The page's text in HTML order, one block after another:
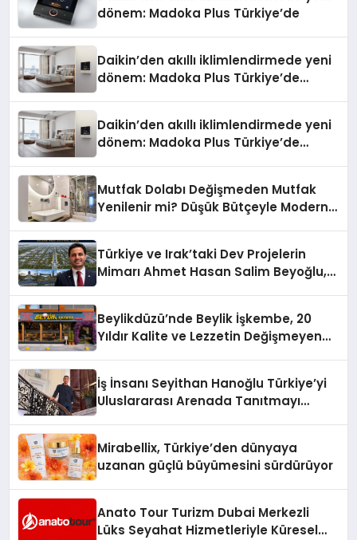
dönem: Madoka Plus Türkiye’de
Daikin’den akıllı iklimlendirmede yeni
dönem: Madoka Plus Türkiye’de
teknolojilerle donatılmış son modeli
VRV kontrol ünitesi Madoka Plus
Türkiye’de satışa sunuldu. Tam
dokunmatik ekranı, mobil uygulama
desteği ve akıllı sensör entegrasyonu
sayesinde iklimlendirme sistemlerinin
yönetimini daha kolay, konforlu ve
verimli hale getiriyor. Enerji
verimliliğini artırırken modern yaşam
Daikin’den akıllı iklimlendirmede yeni
dönem: Madoka Plus Türkiye’de
teknolojilerle donatılmış son modeli
VRV kontrol ünitesi Madoka Plus
Türkiye’de satışa sunuldu. Tam
dokunmatik ekranı, mobil uygulama
desteği ve akıllı sensör entegrasyonu
sayesinde iklimlendirme sistemlerinin
yönetimini daha kolay, konforlu ve
verimli hale getiriyor. Enerji
verimliliğini artırırken modern yaşam
Mutfak Dolabı Değişmeden Mutfak
Yenilenir mi? Düşük Bütçeyle Modern
Türkiye ve Irak’taki Dev Projelerin
Mimarı Ahmet Hasan Salim Beyoğlu,
Hayata Geçirecek
Beylikdüzü’nde Beylik İşkembe, 20
Yıldır Kalite ve Lezzetin Değişmeyen
İş İnsanı Seyithan Hanoğlu Türkiye’yi
Uluslararası Arenada Tanıtmayı
Mirabellix, Türkiye’den dünyaya
uzanan güçlü büyümesini sürdürüyor
Anato Tour Turizm Dubai Merkezli
Lüks Seyahat Hizmetleriyle Küresel